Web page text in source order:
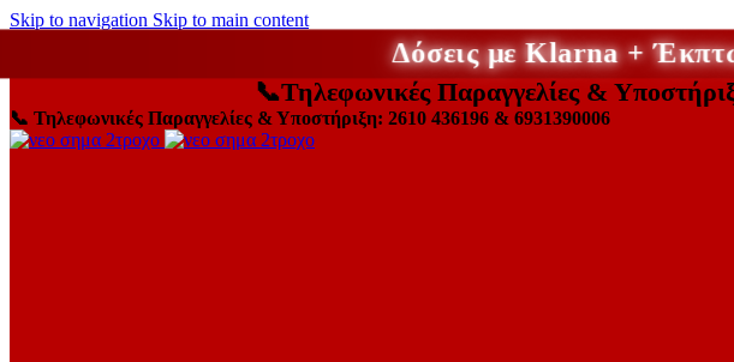
Skip to navigation Skip to main content
Δόσεις με Klarna +
📞Τηλεφωνικές Παραγγελίες &
📞 Τηλεφωνικές Παραγγελίες & Υποστήριξη: 2610 436196 & 6931390006